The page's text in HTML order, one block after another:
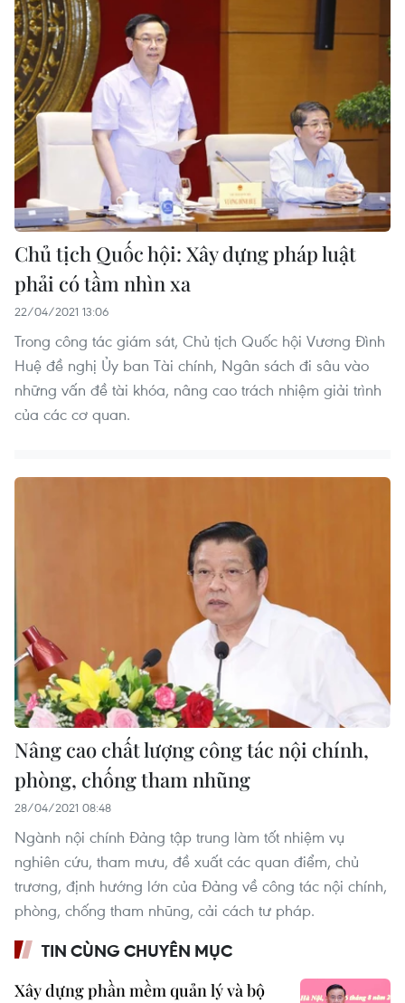
Chủ tịch Quốc hội: Xây dựng pháp luật
phải có tầm nhìn xa
22/04/2021 13:06
Trong công tác giám sát, Chủ tịch Quốc hội Vương Đình
Huệ đề nghị Ủy ban Tài chính, Ngân sách đi sâu vào
những vấn đề tài khóa, nâng cao trách nhiệm giải trình
của các cơ quan.
Nâng cao chất lượng công tác nội chính,
phòng, chống tham nhũng
28/04/2021 08:48
Ngành nội chính Đảng tập trung làm tốt nhiệm vụ
nghiên cứu, tham mưu, đề xuất các quan điểm, chủ
trương, định hướng lớn của Đảng về công tác nội chính,
phòng, chống tham nhũng, cải cách tư pháp.
TIN CÙNG CHUYÊN MỤC
Xây dựng phần mềm quản lý và bộ